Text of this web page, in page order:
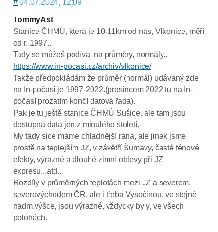
# 04.07.2024, 12:09
TommyAst
Stanice ČHMÚ, která je 10-11km od nás, Vlkonice, měří
od r. 1997..
Tady se můžeš podívat na průměry, normály..
https://www.in-pocasi.cz/archiv/vlkonice/
Takže předpokládám že průměr (normál) udávaný zde
na In-počasí je 1997-2022.(prosincem 2022 tu na In-
počasí prozatím končí datová řada).
Pak je tu ještě stanice ČHMÚ Sušice, ale tam jsou
dostupná data jen z minulého století.
My tady sice máme chladnější rána, ale jinak jsme
prostě na teplejším JZ, v závětří Šumavy, časté fénové
efekty, výrazné a dlouhé zimní oblevy při JZ
expresu...atd..
Rozdíly v průměrných teplotách mezi JZ a severem,
severovýchodem ČR, ale i třeba Vysočinou, ve stejné
nadm.výšce, jsou výrazné, vždycky byly, ve všech
polohách.